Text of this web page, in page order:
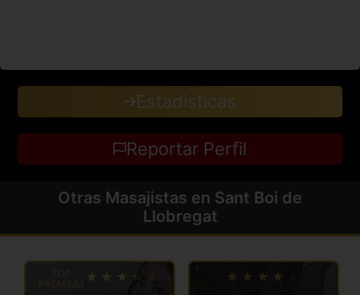
Estadisticas
Reportar Perfil
Otras Masajistas en Sant Boi de
Llobregat